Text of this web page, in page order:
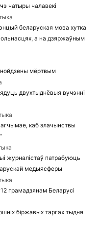
чатыры чалавекі
беларуская мова хутка
а на дзяржаўным
мёртвым
двухтыднёвыя вучэнні
каб злачынствы
журналістаў патрабуюць
медыясферы
грамадзянам Беларусі
біржавых таргах тыдня